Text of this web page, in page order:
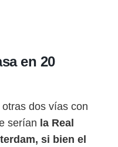
en 20
dos vías con
serían la Real
si bien el